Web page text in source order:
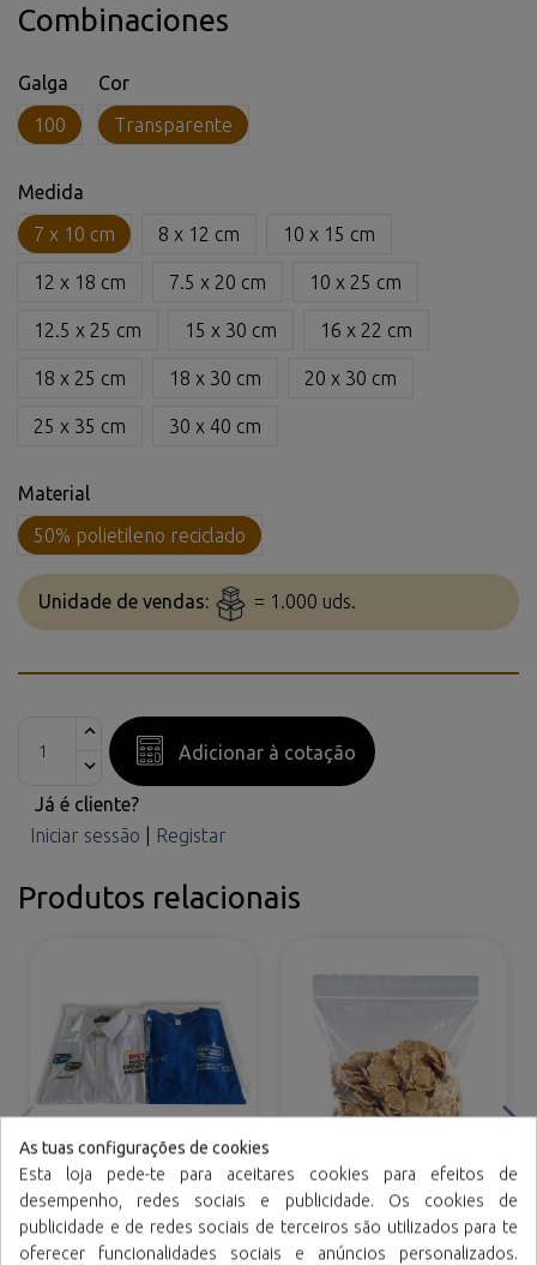
Combinaciones
Galga
100
Cor
Transparente
Medida
7 x 10 cm
8 x 12 cm 10 x 15 cm
12 x 18 cm 7.5 x 20 cm 10 x 25 cm
12.5 x 25 cm 15 x 30 cm 16 x 22 cm
18 x 25 cm 18 x 30 cm 20 x 30 cm
25 x 35 cm 30 x 40 cm
Material
50% polietileno reciclado
Unidade de vendas: = 1.000 uds.
Adicionar à cotação
Já é cliente?
Iniciar sessão
Registar
Produtos relacionais
Sacos CPP com aba
adesiva (Polipropileno
cast)
Sacos de polietileno
com fecho reutilizável
As tuas configurações de cookies
Esta loja pede-te para aceitares cookies para efeitos de
desempenho, redes sociais e publicidade. Os cookies de
publicidade e de redes sociais de terceiros são utilizados para te
oferecer funcionalidades sociais e anúncios personalizados.